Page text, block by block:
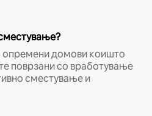
домови коишто
поврзани со вработување
сместување и